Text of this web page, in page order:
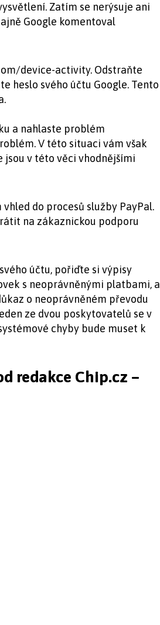
Zatím se nerýsuje ani
Google komentoval
device-activity. Odstraňte
heslo svého účtu Google. Tento
a nahlaste problém
V této situaci vám však
jsou v této věci vhodnějšími
do procesů služby PayPal.
na zákaznickou podporu
účtu, pořiďte si výpisy
s neoprávněnými platbami, a
o neoprávněném převodu
ze dvou poskytovatelů se v
chyby bude muset k
redakce Chip.cz –